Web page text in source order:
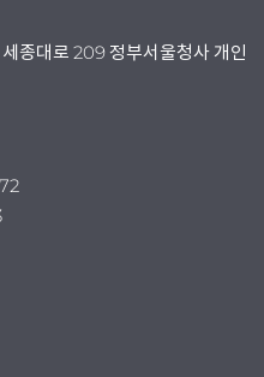
종대로 209 정부서울청사 개인